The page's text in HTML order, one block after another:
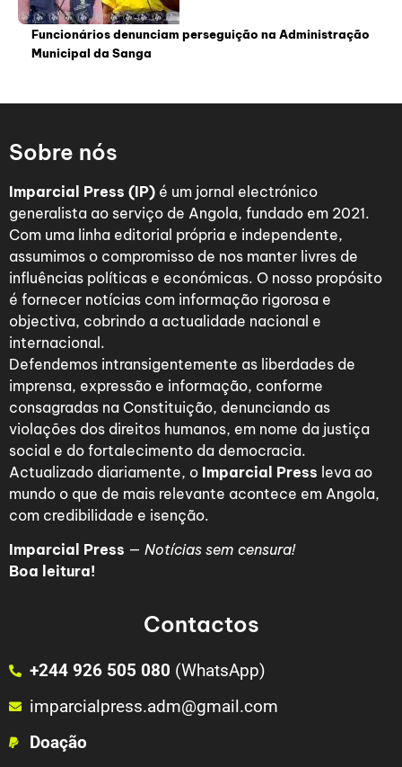
Funcionários denunciam perseguição na Administração
Municipal da Sanga
Sobre nós
Imparcial Press (IP) é um jornal electrónico
generalista ao serviço de Angola, fundado em 2021.
Com uma linha editorial própria e independente,
assumimos o compromisso de nos manter livres de
influências políticas e económicas. O nosso propósito
é fornecer notícias com informação rigorosa e
objectiva, cobrindo a actualidade nacional e
internacional.
Defendemos intransigentemente as liberdades de
imprensa, expressão e informação, conforme
consagradas na Constituição, denunciando as
violações dos direitos humanos, em nome da justiça
social e do fortalecimento da democracia.
Actualizado diariamente, o Imparcial Press leva ao
mundo o que de mais relevante acontece em Angola,
com credibilidade e isenção.
Imparcial Press — Notícias sem censura!
Boa leitura!
Contactos
+244 926 505 080 (WhatsApp)
imparcialpress.adm@gmail.com
Doação